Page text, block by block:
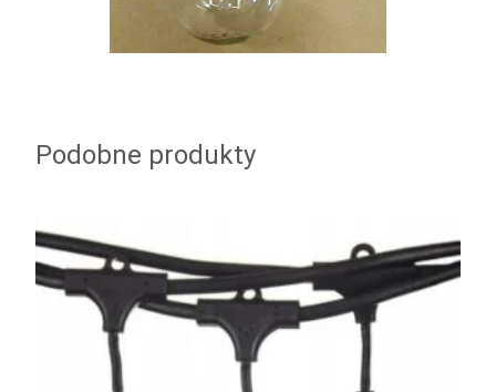
Podobne produkty